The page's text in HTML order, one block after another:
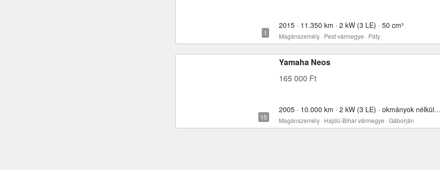
2015 · 11.350 km · 2 kW (3 LE) · 50 cm³
Magánszemély · Pest vármegye · Páty
Yamaha Neos
165 000 Ft
2005 · 10.000 km · 2 kW (3 LE) · okmányok nélkül · 49 cm³
Magánszemély · Hajdú-Bihar vármegye · Gáborján